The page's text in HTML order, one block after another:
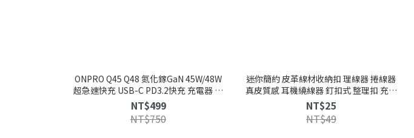
ONPRO Q45 Q48 氮化鎵GaN 45W/48W
超急速快充 USB-C PD3.2快充 充電器 豆
腐頭 迷你充
NT$499
NT$750
迷你簡約 皮革線材收納扣 理線器 捲線器
真皮質感 耳機繞線器 釘扣式 整理扣 充電
線收納 集線器 綁線器 束線帶 復古
NT$25
NT$49